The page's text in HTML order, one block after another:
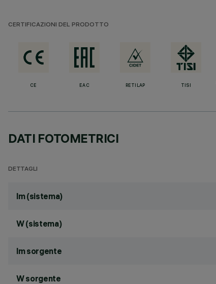
CERTIFICAZIONI DEL PRODOTTO
CE EAC RETILAP TISI
DATI FOTOMETRICI
DETTAGLI
lm (sistema)
W (sistema)
lm sorgente
W sorgente